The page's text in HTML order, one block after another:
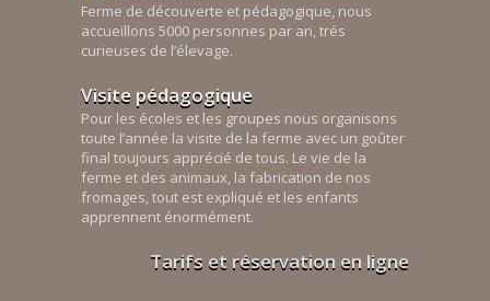
Ferme de découverte et pédagogique, nous
accueillons 5000 personnes par an, trés
curieuses de l’élevage.
Visite pédagogique
Pour les écoles et les groupes nous organisons
toute l’année la visite de la ferme avec un goûter
final toujours apprécié de tous. Le vie de la
ferme et des animaux, la fabrication de nos
fromages, tout est expliqué et les enfants
apprennent énormément.
Tarifs et réservation en ligne